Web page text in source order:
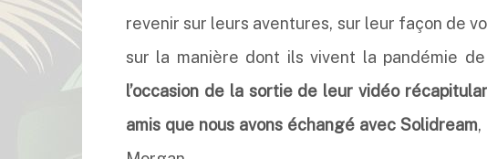
revenir sur leurs aventures, sur leur façon de
sur la manière dont ils vivent la pandémie de
l’occasion de la sortie de leur vidéo
amis que nous avons échangé avec Solidream,